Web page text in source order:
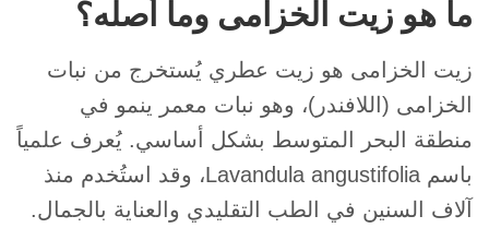
ما هو زيت الخزامى وما أصله؟
زيت الخزامى هو زيت عطري يُستخرج من نبات
الخزامى (اللافندر)، وهو نبات معمر ينمو في
منطقة البحر المتوسط بشكل أساسي. يُعرف علمياً
باسم Lavandula angustifolia، وقد استُخدم منذ
آلاف السنين في الطب التقليدي والعناية بالجمال.